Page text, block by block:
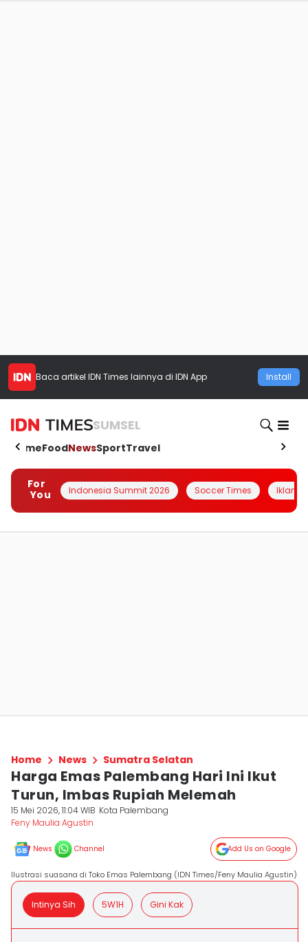
Baca artikel IDN Times lainnya di IDN App Install
SUMSEL
HomeFoodNewsSportTravel
For
You
Indonesia Summit 2026 Soccer Times Iklanin
Home News Sumatra Selatan
Harga Emas Palembang Hari Ini Ikut
Turun, Imbas Rupiah Melemah
15 Mei 2026, 11:04 WIB Kota Palembang
Feny Maulia Agustin
News Channel Add Us on Google
Ilustrasi suasana di Toko Emas Palembang (IDN Times/Feny Maulia Agustin)
Intinya Sih 5W1H Gini Kak